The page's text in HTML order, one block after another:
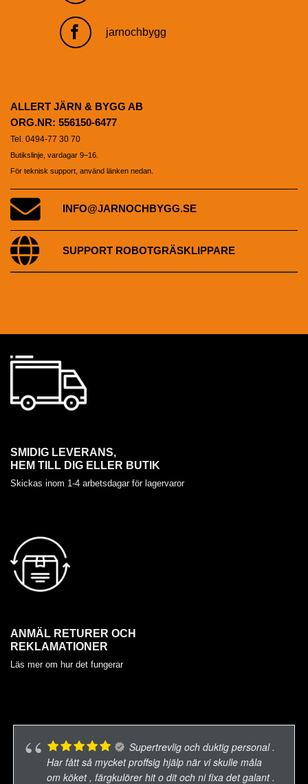
jarnochbygg
ALLERT JÄRN & BYGG AB
ORG.NR: 556150-6477
Tel. 0494-77 30 70
Butikslinje, vardagar 9–16.
För teknisk support, använd länken nedan.
INFO@JARNOCHBYGG.SE
SUPPORT ROBOTGRÄSKLIPPARE
SMIDIG LEVERANS,
HEM TILL DIG ELLER BUTIK
Skickas inom 1-4 arbetsdagar för lagervaror
ANMÄL RETURER OCH
REKLAMATIONER
Läs mer om hur det fungerar
Supertrevlig och duktig personal .
Har fått så mycket proffsig hjälp när vi skulle måla
om köket , färgkulörer hit o dit och ni fixa det galant .